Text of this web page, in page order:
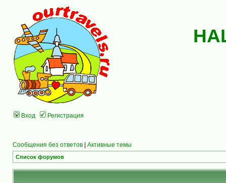
Вход Регистрация
Сообщения без ответов | Активные темы
Список форумов